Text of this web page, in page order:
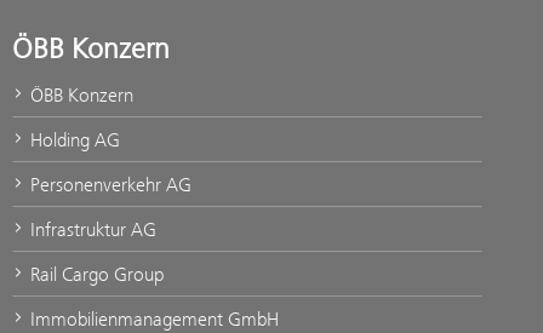
ÖBB Konzern
ÖBB Konzern
Holding AG
Personenverkehr AG
Infrastruktur AG
Rail Cargo Group
Immobilienmanagement GmbH